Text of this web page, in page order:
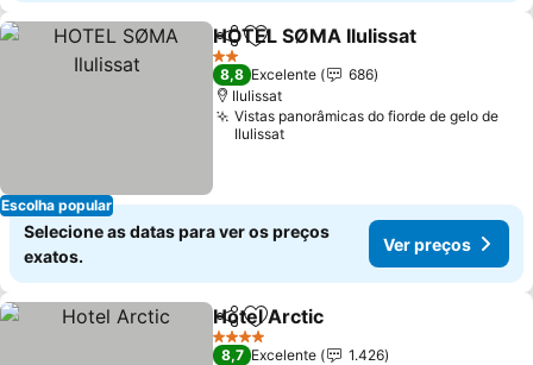
Escolha popular
PartilharAdicionar aos favoritos
HOTEL SØMA Ilulissat
2 Estrelas
8,8 Excelente
686
Ilulissat
Vistas panorâmicas do fiorde de gelo de
Ilulissat
Selecione as datas para ver os preços
exatos.
Ver preços
PartilharAdicionar aos favoritos
Hotel Arctic
4 Estrelas
8,7 Excelente
1.426